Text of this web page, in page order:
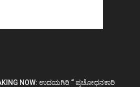
NOW: ಉದಯಗಿರಿ “ ಪ್ರಚೋಧನಕಾರಿ